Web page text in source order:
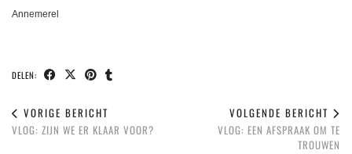
Annemerel
DELEN:
VORIGE BERICHT
VLOG: ZIJN WE ER KLAAR VOOR?
VOLGENDE BERICHT
VLOG: EEN AFSPRAAK OM TE
TROUWEN